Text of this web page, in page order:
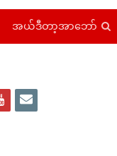
အယ်ဒီတာ့အာဘော်
y
e